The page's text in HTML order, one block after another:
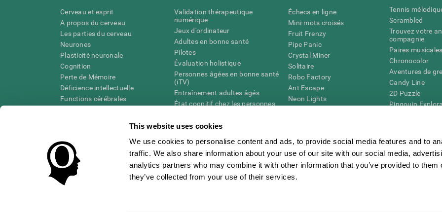
This website uses cookies
We use cookies to personalise content and ads, to provide social media features and to
traffic. We also share information about your use of our site with our social media,
analytics partners who may combine it with other information that you’ve provided to them
they’ve collected from your use of their services.
Cerveau et esprit
A propos du cerveau
Les parties du cerveau
Neurones
Plasticité neuronale
Cognition
Perte de Mémoire
Déficience intellectuelle
Functions cérébrales
Validation thérapeutique
numérique
Jeux d'ordinateur
Adultes en bonne santé
Pilotes
Évaluation holistique
Personnes âgées en bonne santé
(iTV)
Entraînement adultes âgés
État cognitif chez les personnes
Révision systémique
Échecs en ligne
Mini-mots croisés
Fruit Frenzy
Pipe Panic
Crystal Miner
Solitaire
Robo Factory
Ant Escape
Neon Lights
Space Rescue
Chaos mathématique
Course de billes
Tennis
Scrambled
Trouvez votre
compagnie
Paires musicales
Chronocolor
Aventures de
Candy Line
2D Puzzle
Pingouin
Jeux en ligne
mémoire
Jeux pour le